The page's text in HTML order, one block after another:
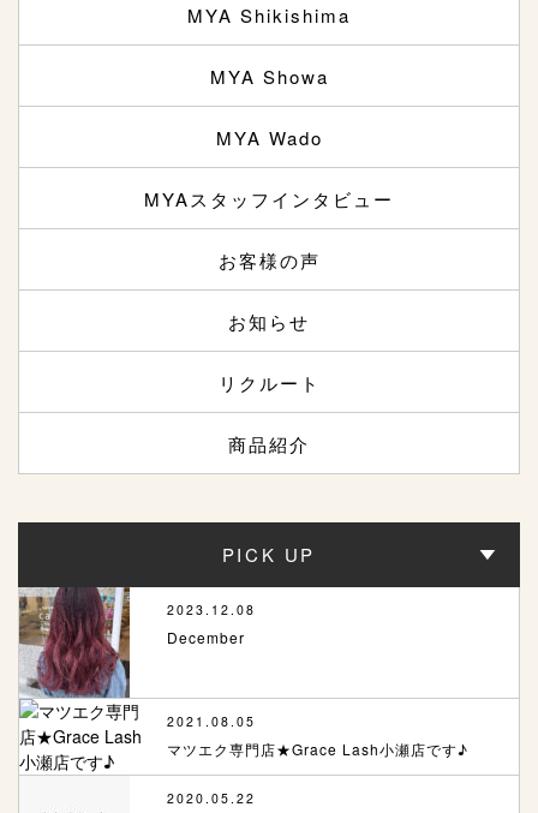
MYA Shikishima
MYA Showa
MYA Wado
MYAスタッフインタビュー
お客様の声
お知らせ
リクルート
商品紹介
PICK UP
2023.12.08
December
2021.08.05
マツエク専門店★Grace Lash小瀬店です♪
2020.05.22